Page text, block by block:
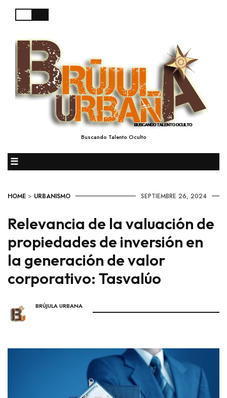
Buscando Talento Oculto
☰
HOME > URBANISMO SEPTIEMBRE 26, 2024
Relevancia de la valuación de
propiedades de inversión en
la generación de valor
corporativo: Tasvalúo
BRÚJULA URBANA